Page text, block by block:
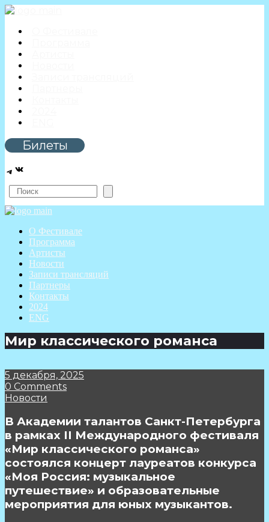
Билеты
Telegram
ВКонтакте
Поиск
О Фестивале
Программа
Артисты
Новости
Записи трансляций
Партнеры
Контакты
2024
ENG
Мир классического романса
5 декабря, 2025
0 Comments
Новости
В Академии талантов Санкт-Петербурга
в рамках II Международного фестиваля
«Мир классического романса»
состоялся концерт лауреатов конкурса
«Моя Россия: музыкальное
путешествие» и образовательные
мероприятия для юных музыкантов.